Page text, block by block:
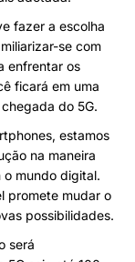
fazer a escolha
se com
enfrentar os
ficará em uma
do 5G.
estamos
na maneira
o mundo digital.
promete mudar o
possibilidades.
será